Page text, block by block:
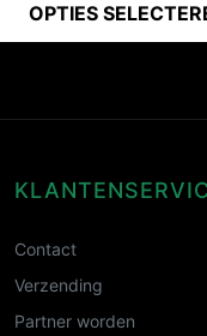
OPTIES
Contact
Verzending
Partner worden